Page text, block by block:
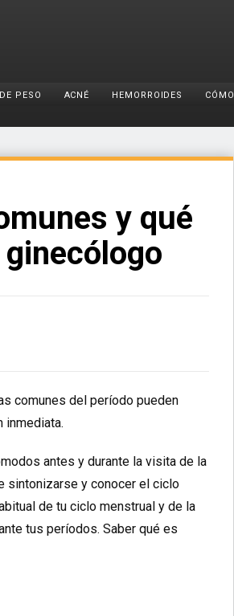
PESO ACNÉ HEMORROIDES CÓMO
y qué
comunes del período pueden
inmediata.
antes y durante la visita de la
sintonizarse y conocer el ciclo
de tu ciclo menstrual y de la
tus períodos. Saber qué es